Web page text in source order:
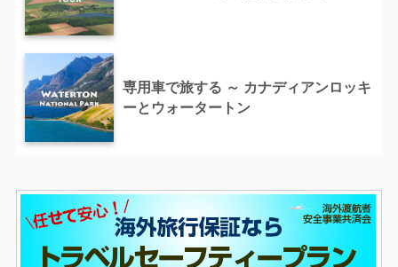
専用車で旅する ～ カナディアンロッキ
ーとウォータートン